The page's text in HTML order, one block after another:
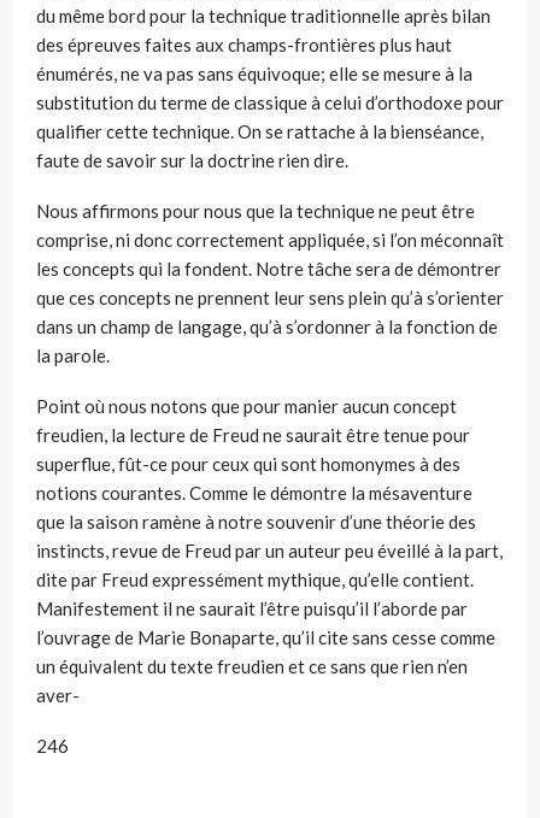
du même bord pour la technique traditionnelle après bilan
des épreuves faites aux champs-frontières plus haut
énumérés, ne va pas sans équivoque; elle se mesure à la
substitution du terme de classique à celui d’orthodoxe pour
qualifier cette technique. On se rattache à la bienséance,
faute de savoir sur la doctrine rien dire.
Nous affirmons pour nous que la technique ne peut être
comprise, ni donc correctement appliquée, si l’on méconnaît
les concepts qui la fondent. Notre tâche sera de démontrer
que ces concepts ne prennent leur sens plein qu’à s’orienter
dans un champ de langage, qu’à s’ordonner à la fonction de
la parole.
Point où nous notons que pour manier aucun concept
freudien, la lecture de Freud ne saurait être tenue pour
superflue, fût-ce pour ceux qui sont homonymes à des
notions courantes. Comme le démontre la mésaventure
que la saison ramène à notre souvenir d’une théorie des
instincts, revue de Freud par un auteur peu éveillé à la part,
dite par Freud expressément mythique, qu’elle contient.
Manifestement il ne saurait l’être puisqu’il l’aborde par
l’ouvrage de Marie Bonaparte, qu’il cite sans cesse comme
un équivalent du texte freudien et ce sans que rien n’en
aver-
246